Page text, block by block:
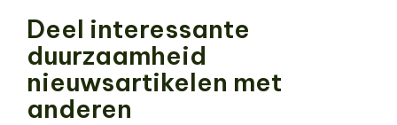
Deel interessante
duurzaamheid
nieuwsartikelen met
anderen